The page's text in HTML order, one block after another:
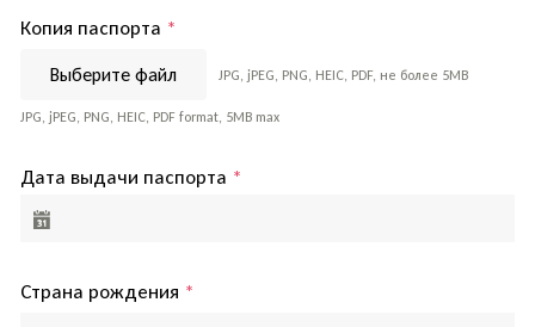
Копия паспорта *
Выберите файл JPG, jPEG, PNG, HEIC, PDF, не более 5MB
JPG, jPEG, PNG, HEIC, PDF format, 5MB max
Дата выдачи паспорта *
Страна рождения *